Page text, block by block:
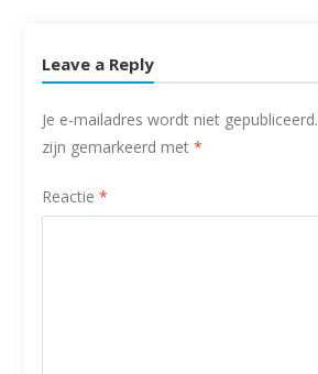
Leave a Reply
Je e-mailadres wordt niet gepubliceerd.
zijn gemarkeerd met *
Reactie *